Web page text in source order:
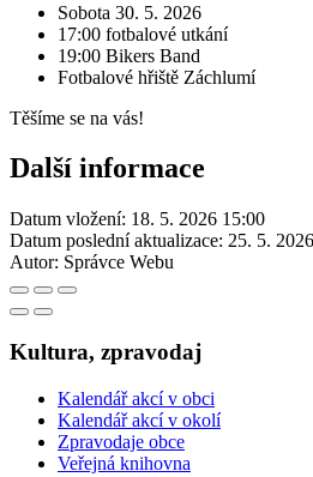
Sobota 30. 5. 2026
17:00 fotbalové utkání
19:00 Bikers Band
Fotbalové hřiště Záchlumí
Těšíme se na vás!
Další informace
Datum vložení: 18. 5. 2026 15:00
Datum poslední aktualizace: 25. 5.
Autor: Správce Webu
Kultura, zpravodaj
Kalendář akcí v obci
Kalendář akcí v okolí
Zpravodaje obce
Veřejná knihovna